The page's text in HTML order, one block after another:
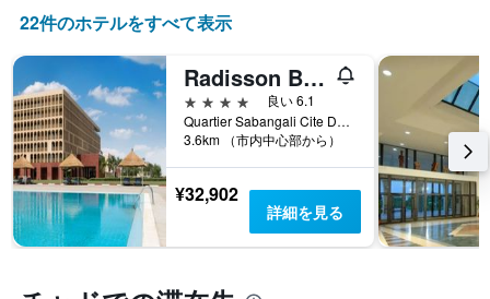
表
軸
1​
本
は、
客
室
の
平
均
表
し
て
ま
す
表
の
X
軸
1​
本
22件のホテルをすべて表示
Radisson Blu Hotel, N'Djamena
4つ星
良い 6.1
Quartier Sabangali Cite Du 1er Decembre, ンジャメナ, チャド
3.6km （市内中心部から）
¥32,902
詳細を見る